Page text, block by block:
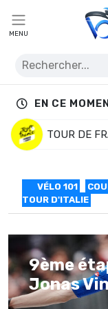
MENU
EN CE
TOUR DE
VÉLO 101
TOUR D'ITALIE
9ème
Jonas